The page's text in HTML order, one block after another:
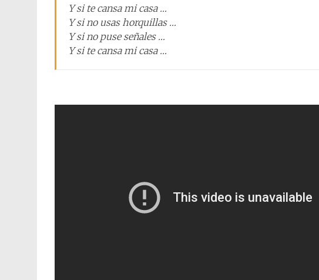
Y si te cansa mi casa …
Y si no usas horquillas …
Y si no puse señales …
Y si te cansa mi casa …